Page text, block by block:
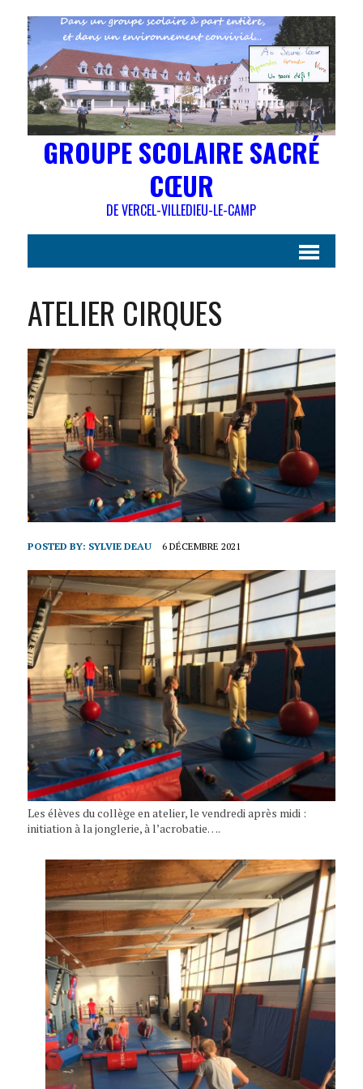
GROUPE SCOLAIRE SACRÉ
CŒUR
DE VERCEL-VILLEDIEU-LE-CAMP
ATELIER CIRQUES
POSTED BY: SYLVIE DEAU 6 DÉCEMBRE 2021
Les élèves du collège en atelier, le vendredi après midi :
initiation à la jonglerie, à l’acrobatie….